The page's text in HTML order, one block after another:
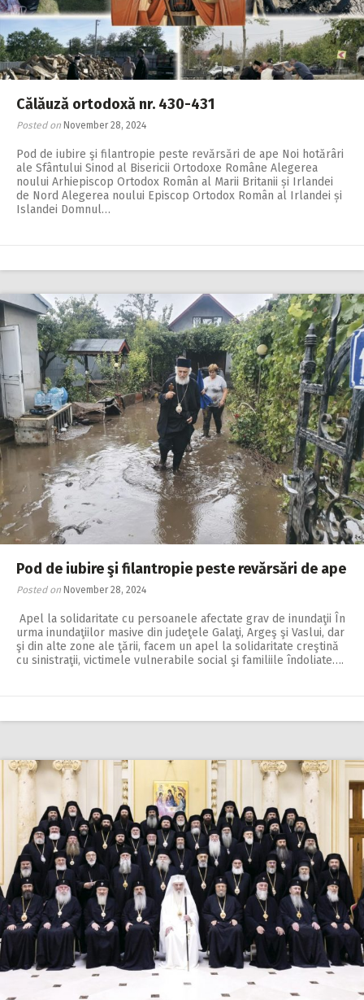
2018
2017
2016
2015
2014
2013
2012
Călăuză ortodoxă nr. 430-431
Posted on November 28, 2024
Pod de iubire şi filantropie peste revărsări de ape Noi hotărâri
ale Sfântului Sinod al Bisericii Ortodoxe Române Alegerea
noului Arhiepiscop Ortodox Român al Marii Britanii și Irlandei
de Nord Alegerea noului Episcop Ortodox Român al Irlandei și
Islandei Domnul…
Pod de iubire şi filantropie peste revărsări de ape
Posted on November 28, 2024
Apel la solidaritate cu persoanele afectate grav de inundaţii În
urma inundaţiilor masive din judeţele Galaţi, Argeş şi Vaslui, dar
şi din alte zone ale ţării, facem un apel la solidaritate creştină
cu sinistraţii, victimele vulnerabile social şi familiile îndoliate….